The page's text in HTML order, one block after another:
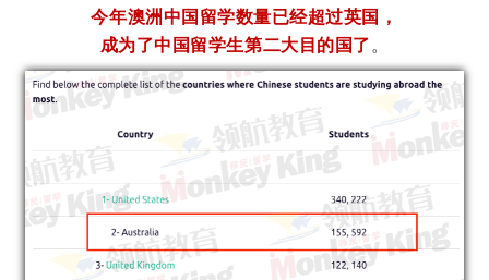
今年澳洲中国留学数量已经超过英国，
成为了中国留学生第二大目的国了 。